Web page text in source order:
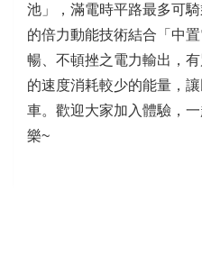
池」，滿電時平路最多可
的倍力動能技術結合「中
暢、不頓挫之電力輸出，
的速度消耗較少的能量，
車。歡迎大家加入體驗，
樂~